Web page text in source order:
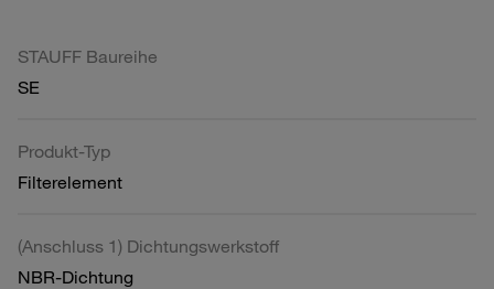
STAUFF Baureihe
SE
Produkt-Typ
Filterelement
(Anschluss 1) Dichtungswerkstoff
NBR-Dichtung